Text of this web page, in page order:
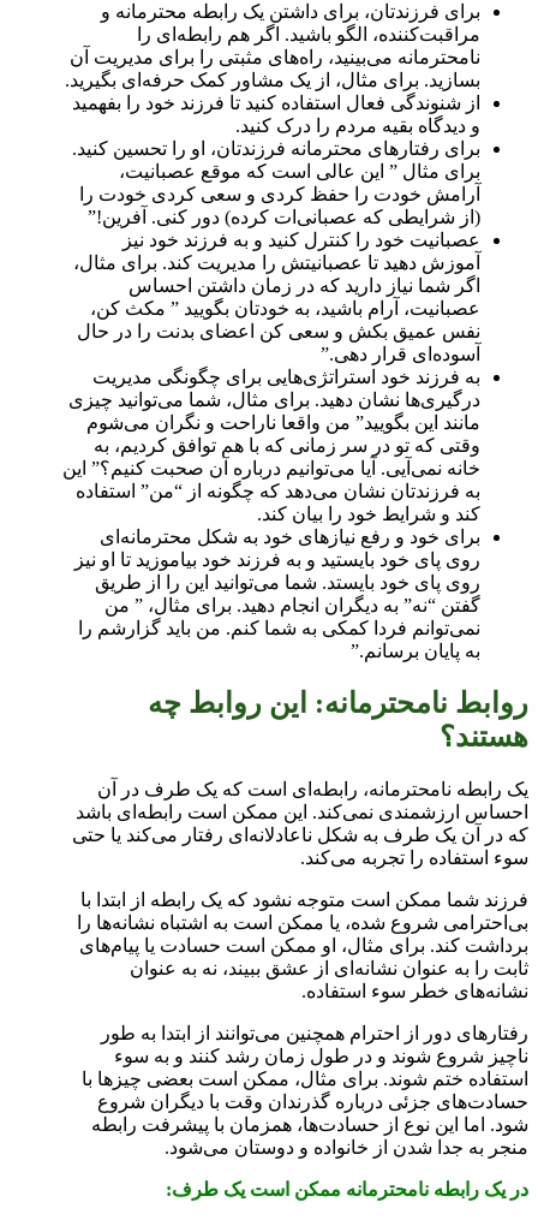
برای فرزند‌تان، برای داشتن یک رابطه محترمانه و
مراقبت‌کننده، الگو باشید. اگر هم رابطه‌ای را
نامحترمانه می‌بینید، راه‌های مثبتی را برای مدیریت آن
بسازید. برای مثال، از یک مشاور کمک حرفه‌ای بگیرید.
از شنوندگی فعال استفاده کنید تا فرزند خود را بفهمید
و دیدگاه بقیه مردم را درک کنید.
برای رفتار‌ها‌ی محترمانه فرزندتان، او را تحسین کنید.
برای مثال ” این عالی است که موقع عصبانیت،
آرامش خودت را حفظ کردی و سعی کردی خودت را
(از شرایطی که عصبانی‌ات کرده) دور کنی. آفرین!”
عصبانیت خود را کنترل کنید و به فرزند خود نیز
آموزش دهید تا عصبانیتش را مدیریت کند. برای مثال،
اگر شما نیاز دارید که در زمان داشتن احساس
عصبانیت، آرام باشید، به خودتان بگویید ” مکث کن،
نفس عمیق بکش و سعی کن اعضا‌ی بدنت را در حال
آسوده‌ای قرار دهی.”
به فرزند خود استراتژی‌هایی برای چگونگی مدیریت
درگیری‌ها نشان دهید. برای مثال، شما می‌توانید چیزی
مانند این بگویید” من واقعا ناراحت و نگران می‌شوم
وقتی که تو در سر زمانی که با هم توافق کردیم، به
خانه نمی‌آیی. آیا می‌توانیم درباره آن صحبت کنیم؟” این
به فرزند‌تان نشان می‌دهد که چگونه از “من” استفاده
کند و شرایط خود را بیان کند.
برای خود و رفع نیاز‌ها‌ی خود به شکل محترمانه‌ای
روی پا‌ی خود بایستید و به فرزند خود بیاموزید تا او نیز
روی پا‌ی خود بایستد. شما می‌توانید این را از طریق
گفتن “نه” به دیگران انجام دهید. برای مثال، ” من
نمی‌توانم فردا کمکی به شما کنم. من باید گزارشم را
به پایان برسانم.”
روابط نامحترمانه: این روابط چه
هستند؟
یک رابطه نامحترمانه، رابطه‌ای است که یک طرف در آن
احساس ارزشمندی نمی‌کند. این ممکن است رابطه‌ای باشد
که در آن یک طرف به شکل ناعادلانه‌ای رفتار می‌کند یا حتی
سوء استفاده را تجربه می‌کند.
فرزند شما ممکن است متوجه نشود که یک رابطه از ابتدا با
بی‌احترامی شروع شده، یا ممکن است به اشتباه نشانه‌ها را
برداشت کند. برای مثال، او ممکن است حسادت یا پیام‌ها‌ی
ثابت را به عنوان نشانه‌ای از عشق ببیند، نه به عنوان
نشانه‌های خطر سوء استفاده.
رفتار‌های دور از احترام همچنین می‌توانند از ابتدا به طور
ناچیز شروع شوند و در طول زمان رشد کنند و به سوء
استفاده ختم شوند. برای مثال، ممکن است بعضی چیز‌ها با
حسادت‌ها‌ی جزئی درباره گذرندان وقت با دیگران شروع
شود. اما این نوع از حسادت‌ها، همزمان با پیشرفت رابطه
منجر به جدا شدن از خانواده و دوستان می‌شود.
در یک رابطه نامحترمانه ممکن است یک طرف: